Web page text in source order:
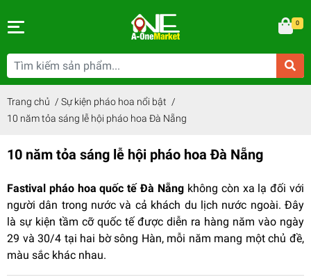
0
Trang chủ / Sự kiện pháo hoa nổi bật /
10 năm tỏa sáng lễ hội pháo hoa Đà Nẵng
10 năm tỏa sáng lễ hội pháo hoa Đà Nẵng
Fastival pháo hoa quốc tế Đà Nẵng không còn xa lạ đối với
người dân trong nước và cả khách du lịch nước ngoài. Đây
là sự kiện tầm cỡ quốc tế được diễn ra hàng năm vào ngày
29 và 30/4 tại hai bờ sông Hàn, mỗi năm mang một chủ đề,
màu sắc khác nhau.